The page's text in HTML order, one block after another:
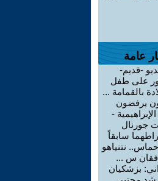
عامة
-قديم-
على طفل
بالقمامة ...
يرفضون
-
جورنال
سابقاً
نتنياهو
س ...
بزشكيان